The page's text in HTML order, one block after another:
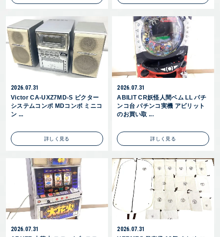
2026.07.31
Victor CA-UXZ7MD-S ビクター
システムコンポ MDコンポ ミニコ
ン ...
詳しく見る
2026.07.31
ABILIT CR妖怪人間ベム LL パチ
ンコ台 パチンコ実機 アビリット
のお買い取 ...
詳しく見る
2026.07.31
2026.07.31